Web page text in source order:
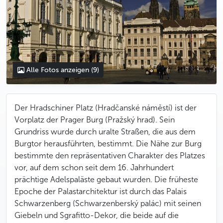
Alle Fotos anzeigen (9)
Der Hradschiner Platz (Hradčanské náměstí) ist der
Vorplatz der Prager Burg (Pražský hrad). Sein
Grundriss wurde durch uralte Straßen, die aus dem
Burgtor herausführten, bestimmt. Die Nähe zur Burg
bestimmte den repräsentativen Charakter des Platzes
vor, auf dem schon seit dem 16. Jahrhundert
prächtige Adelspaläste gebaut wurden. Die früheste
Epoche der Palastarchitektur ist durch das Palais
Schwarzenberg (Schwarzenberský palác) mit seinen
Giebeln und Sgrafitto-Dekor, die beide auf die